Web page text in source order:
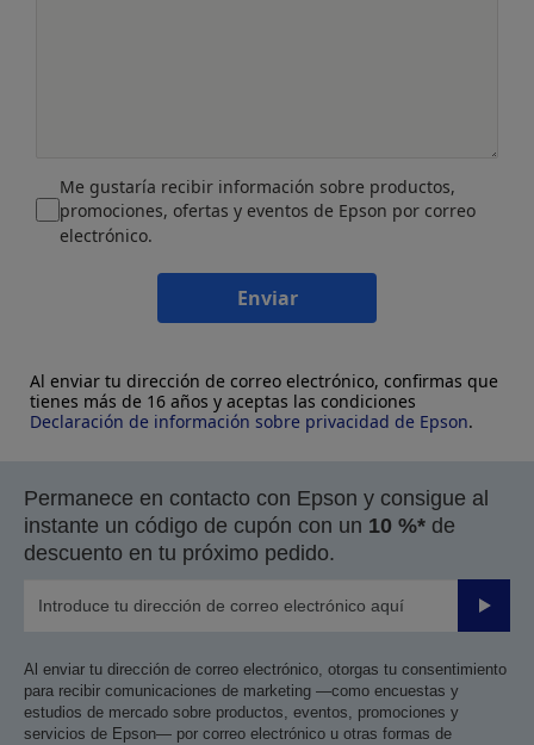
Me gustaría recibir información sobre productos,
promociones, ofertas y eventos de Epson por correo
electrónico.
Enviar
Al enviar tu dirección de correo electrónico, confirmas que
tienes más de 16 años y aceptas las condiciones
Declaración de información sobre privacidad de Epson.
Permanece en contacto con Epson y consigue al
instante un código de cupón con un 10 %* de
descuento en tu próximo pedido.
Enviar
Al enviar tu dirección de correo electrónico, otorgas tu consentimiento
para recibir comunicaciones de marketing —como encuestas y
estudios de mercado sobre productos, eventos, promociones y
servicios de Epson— por correo electrónico u otras formas de